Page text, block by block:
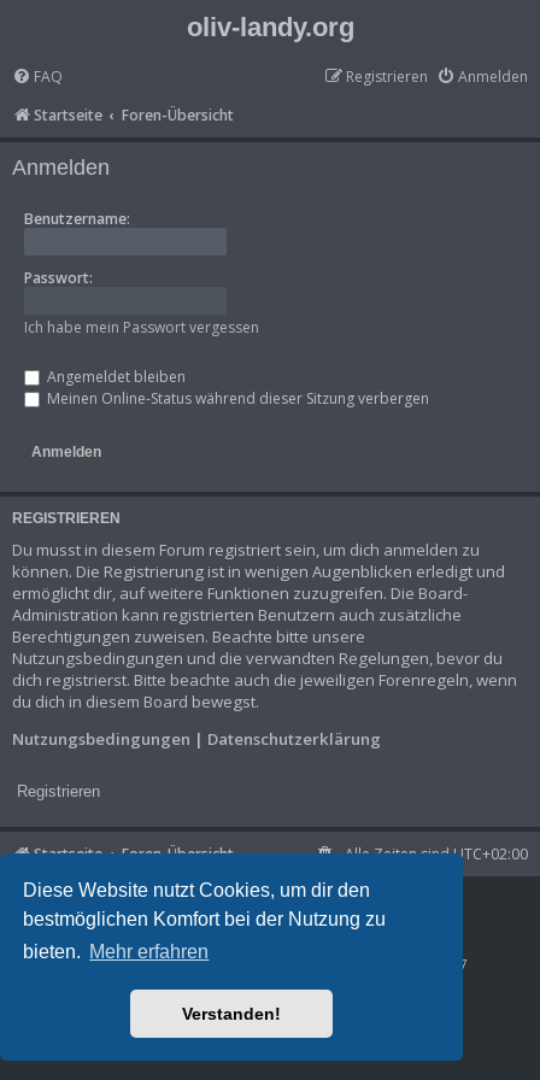
Diese Website nutzt Cookies, um dir den
bestmöglichen Komfort bei der Nutzung zu
bieten. Mehr erfahren
Verstanden!
oliv-landy.org
FAQ Anmelden
Registrieren
Startseite
Foren-Übersicht
Anmelden
Benutzername:
Passwort:
Ich habe mein Passwort vergessen
Angemeldet bleiben
Meinen Online-Status während dieser Sitzung verbergen
REGISTRIEREN
Du musst in diesem Forum registriert sein, um dich anmelden zu
können. Die Registrierung ist in wenigen Augenblicken erledigt und
ermöglicht dir, auf weitere Funktionen zuzugreifen. Die Board-
Administration kann registrierten Benutzern auch zusätzliche
Berechtigungen zuweisen. Beachte bitte unsere
Nutzungsbedingungen und die verwandten Regelungen, bevor du
dich registrierst. Bitte beachte auch die jeweiligen Forenregeln, wenn
du dich in diesem Board bewegst.
Nutzungsbedingungen | Datenschutzerklärung
Registrieren
Startseite Foren-Übersicht Alle Zeiten sindUTC+02:00
Powered byphpBB® Forum Software © phpBB Limited
Deutsche Übersetzung durchphpBB.de
Datenschutz
Time: 0.039s| Peak Memory Usage: 1.03 MiB | GZIP: Off | Queries: 7